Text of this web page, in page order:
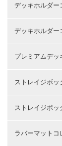
デッキホルダー
デッキホルダー
プレミアムデッ
ストレイジボ
ストレイジボッ
ラバーマットコ